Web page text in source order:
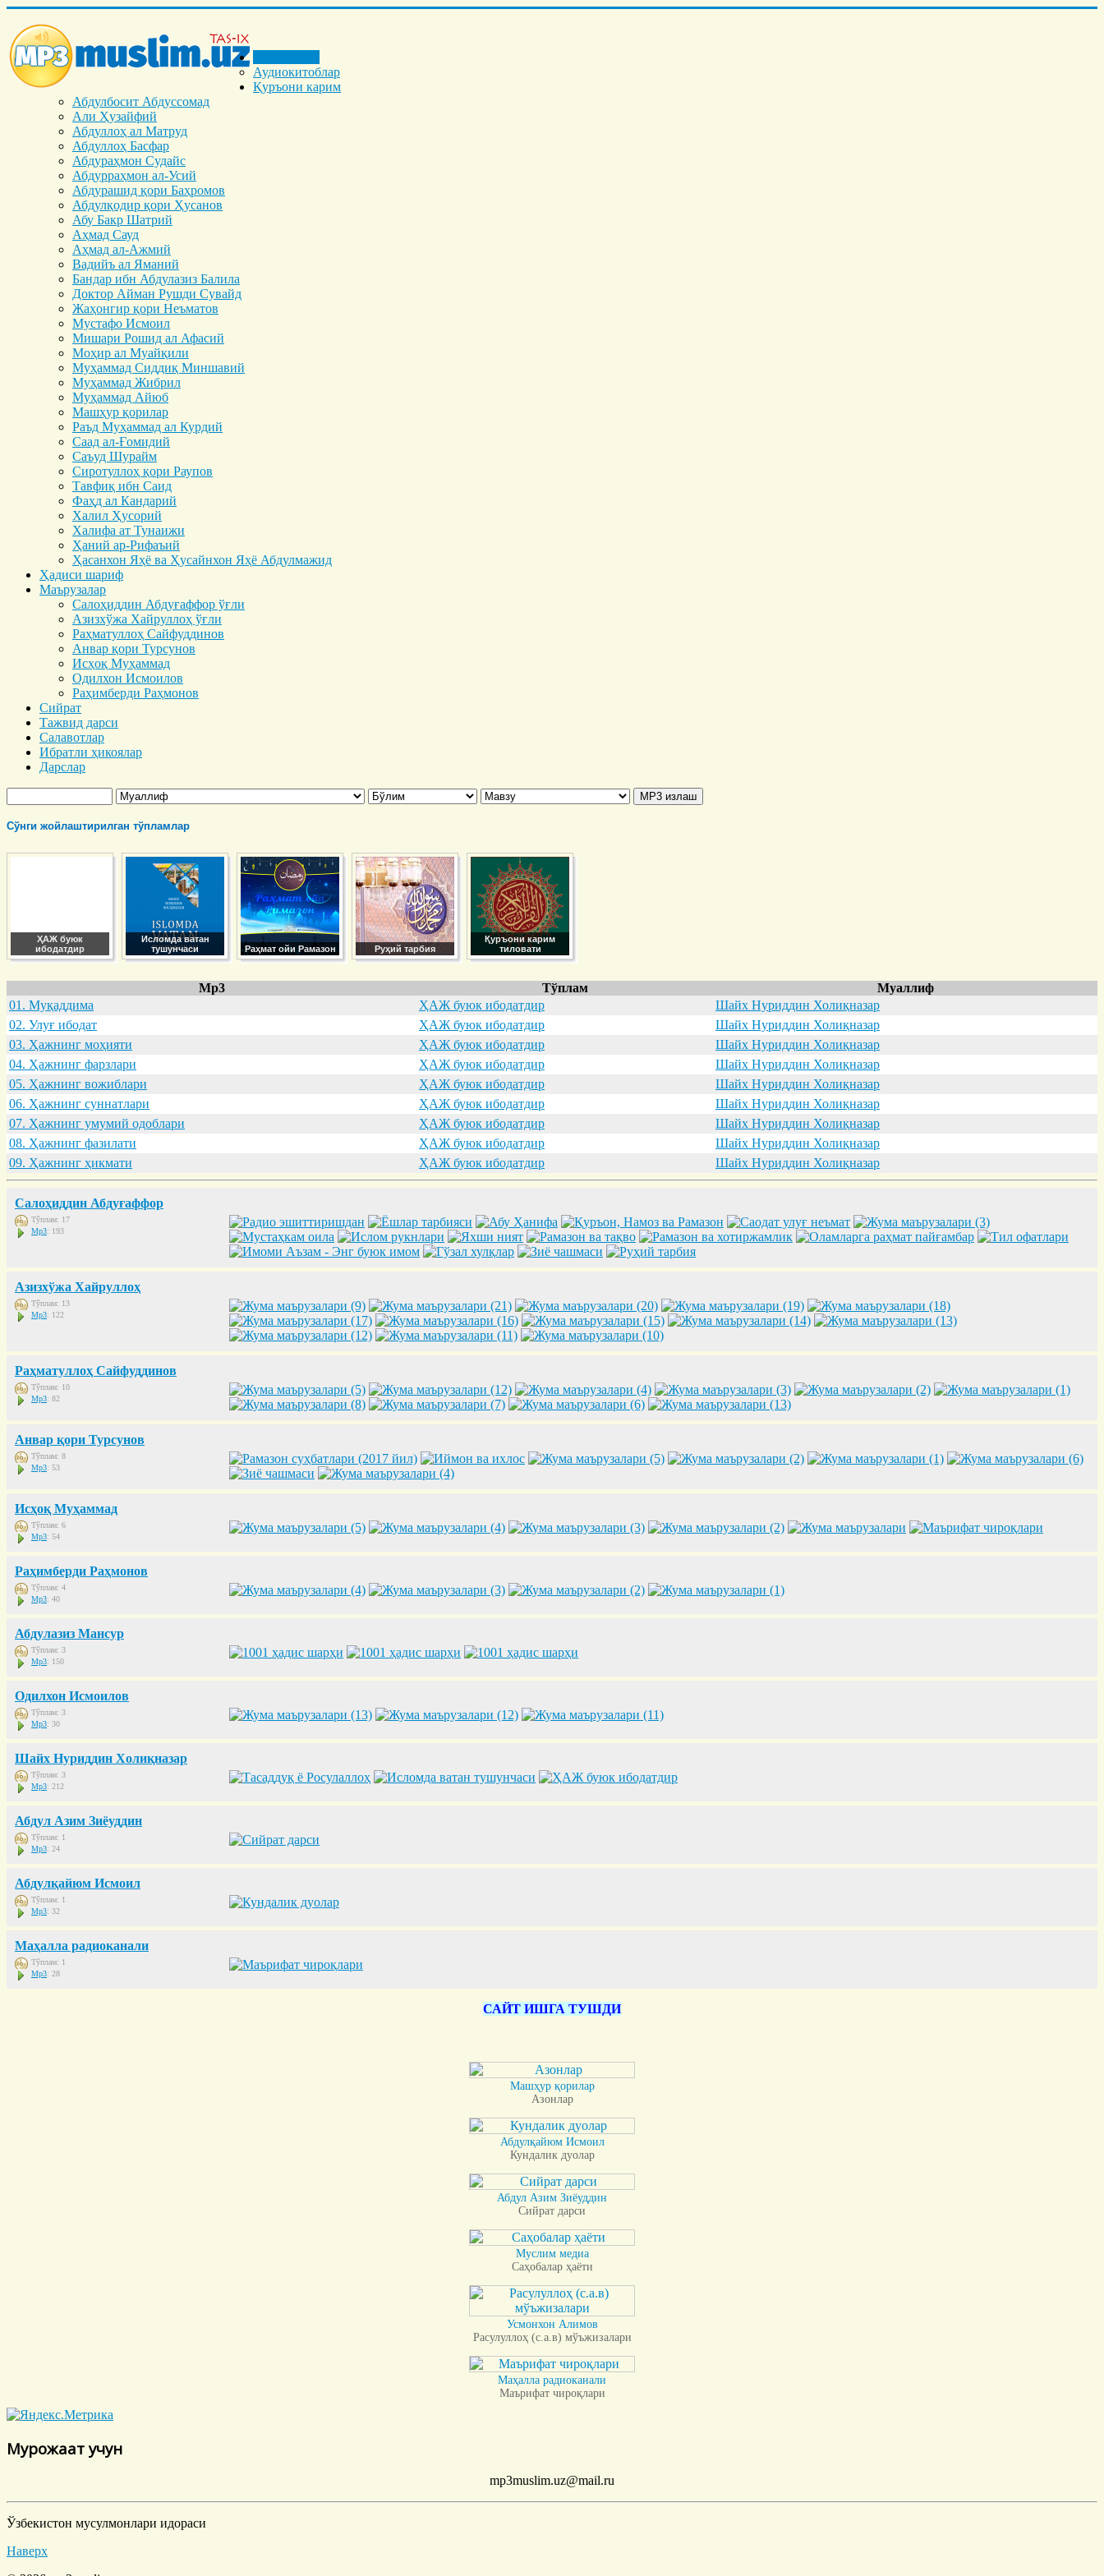
Аудиокитоблар
Қуръони карим
Абдулбосит Абдуссомад
Али Ҳузайфий
Абдуллоҳ ал Матруд
Абдуллоҳ Басфар
Абдураҳмон Судайс
Абдурраҳмон ал-Усий
Абдурашид қори Баҳромов
Абдулқодир қори Ҳусанов
Абу Бакр Шатрий
Аҳмад Сауд
Аҳмад ал-Ажмий
Вадийъ ал Яманий
Бандар ибн Абдулазиз Балила
Доктор Айман Рушди Сувайд
Жаҳонгир қори Неъматов
Мустафо Исмоил
Мишари Рошид ал Афасий
Моҳир ал Муайқили
Муҳаммад Cиддиқ Миншавий
Муҳаммад Жибрил
Муҳаммад Айюб
Машҳур қорилар
Раъд Муҳаммад ал Курдий
Саад ал-Ғомидий
Саъуд Шурайм
Сиротуллоҳ қори Раупов
Тавфиқ ибн Саид
Фаҳд ал Кандарий
Халил Ҳусорий
Халифа ат Тунаижи
Ҳаний ар-Рифаъий
Ҳасанхон Яҳё ва Ҳусайнхон Яҳё Абдулмажид
Ҳадиси шариф
Маърузалар
Салоҳиддин Абдуғаффор ўғли
Азизхўжа Хайруллоҳ ўғли
Раҳматуллоҳ Сайфуддинов
Анвар қори Турсунов
Исҳоқ Муҳаммад
Одилхон Исмоилов
Раҳимберди Раҳмонов
Сийрат
Тажвид дарси
Салавотлар
Ибратли ҳикоялар
Дарслар
Сўнги жойлаштирилган тўпламлар
ҲАЖ буюк
ибодатдир
Исломда ватан
тушунчаси
Раҳмат ойи Рамазон Руҳий тарбия
Қуръони карим
тиловати
Mp3 Тўплам
Муаллиф
01. Муқaддимa
ҲАЖ буюк ибодатдир
Шайх Нуриддин Холиқназар
02. Улуғ ибодaт
ҲАЖ буюк ибодатдир
Шайх Нуриддин Холиқназар
03. Ҳaжнинг моҳияти
ҲАЖ буюк ибодатдир
Шайх Нуриддин Холиқназар
04. Ҳaжнинг фaрзлaри
ҲАЖ буюк ибодатдир
Шайх Нуриддин Холиқназар
05. Ҳaжнинг вожиблaри
ҲАЖ буюк ибодатдир
Шайх Нуриддин Холиқназар
06. Ҳaжнинг суннaтлaри
ҲАЖ буюк ибодатдир
Шайх Нуриддин Холиқназар
07. Ҳaжнинг умумий одоблaри
ҲАЖ буюк ибодатдир
Шайх Нуриддин Холиқназар
08. Ҳaжнинг фaзилaти
ҲАЖ буюк ибодатдир
Шайх Нуриддин Холиқназар
09. Ҳaжнинг ҳикмaти
ҲАЖ буюк ибодатдир Шайх Нуриддин Холиқназар
Салоҳиддин Абдуғаффор
Тўплам: 17
Mp3: 193
Азизхўжа Хайруллоҳ
Тўплам: 13
Mp3: 122
Раҳматуллоҳ Сайфуддинов
Тўплам: 10
Mp3: 82
Анвар қори Турсунов
Тўплам: 8
Mp3: 53
Исҳоқ Муҳаммад
Тўплам: 6
Mp3: 54
Раҳимберди Раҳмонов
Тўплам: 4
Mp3: 40
Абдулазиз Мансур
Тўплам: 3
Mp3: 150
Одилхон Исмоилов
Тўплам: 3
Mp3: 30
Шайх Нуриддин Холиқназар
Тўплам: 3
Mp3: 212
Абдул Азим Зиёуддин
Тўплам: 1
Mp3: 24
Абдулқайюм Исмоил
Тўплам: 1
Mp3: 32
Маҳалла радиоканали
Тўплам: 1
Mp3: 28
САЙТ ИШГА ТУШДИ
Машҳур қорилар
Азонлар
Абдулқайюм Исмоил
Кундалик дуолар
Абдул Азим Зиёуддин
Сийрат дарси
Муслим медиа
Саҳобалар ҳаёти
Усмонхон Алимов
Расулуллоҳ (с.а.в) мўъжизалари
Маҳалла радиоканали
Маърифат чироқлари
Мурожаат учун
mp3muslim.uz@mail.ru
Ўзбекистон мусулмонлари идораси
Наверх